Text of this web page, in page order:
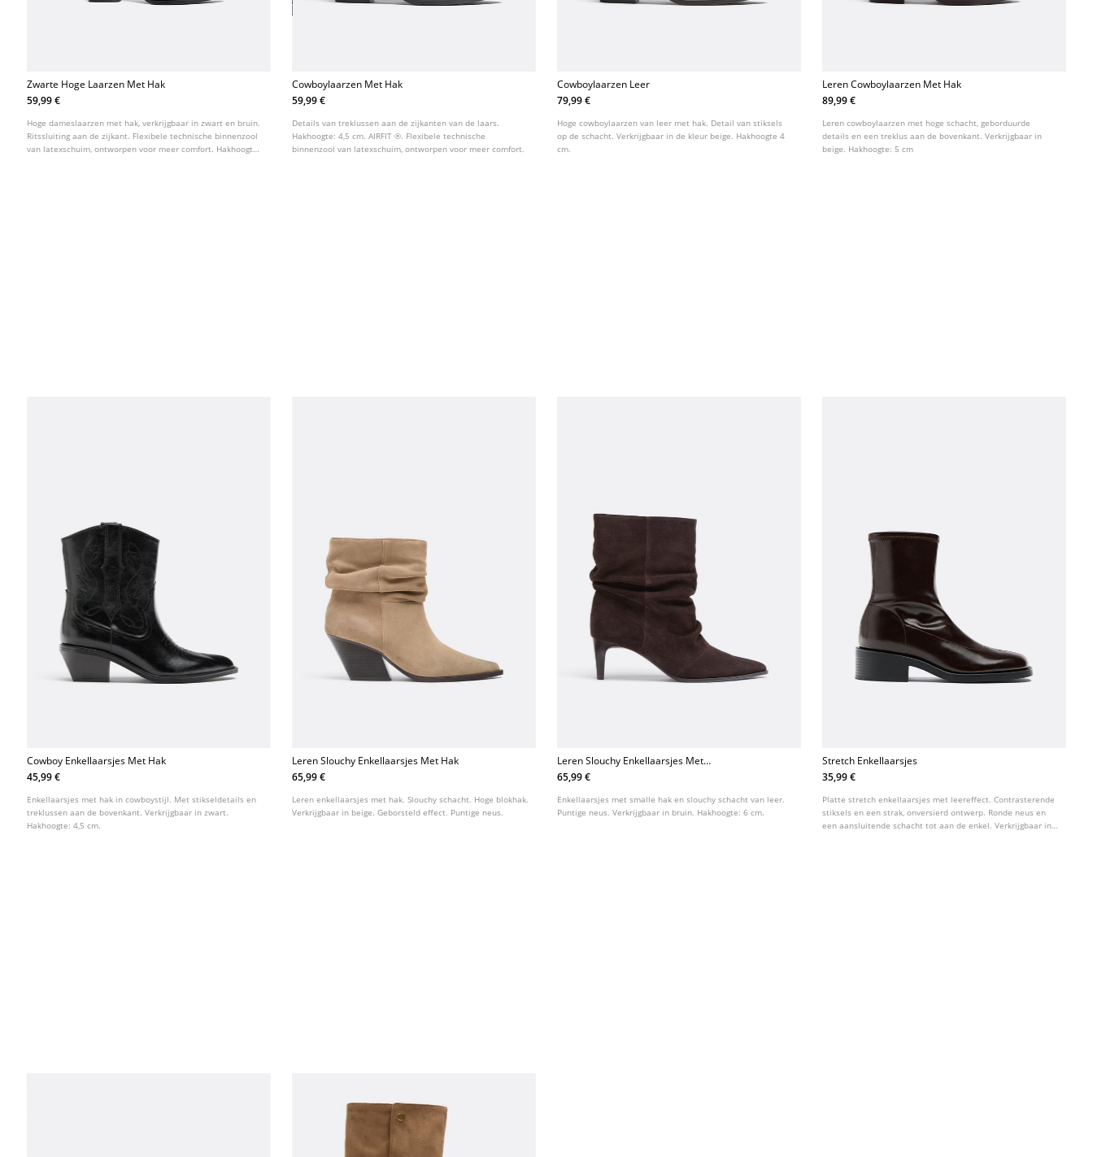
Zwarte Hoge Laarzen Met Hak
59,99 €
Hoge dameslaarzen met hak, verkrijgbaar in zwart en bruin.
Ritssluiting aan de zijkant. Flexibele technische binnenzool
van latexschuim, ontworpen voor meer comfort. Hakhoogte:
Cowboylaarzen Met Hak
59,99 €
Details van treklussen aan de zijkanten van de laars.
Hakhoogte: 4,5 cm. AIRFIT ®. Flexibele technische
binnenzool van latexschuim, ontworpen voor meer comfort.
Cowboylaarzen Leer
79,99 €
Hoge cowboylaarzen van leer met hak. Detail van stiksels
op de schacht. Verkrijgbaar in de kleur beige. Hakhoogte 4
cm.
Leren Cowboylaarzen Met Hak
89,99 €
Leren cowboylaarzen met hoge schacht, geborduurde
details en een treklus aan de bovenkant. Verkrijgbaar in
beige. Hakhoogte: 5 cm
Cowboy Enkellaarsjes Met Hak
45,99 €
Enkellaarsjes met hak in cowboystijl. Met stikseldetails en
treklussen aan de bovenkant. Verkrijgbaar in zwart.
Hakhoogte: 4,5 cm.
Leren Slouchy Enkellaarsjes Met Hak
65,99 €
Leren enkellaarsjes met hak. Slouchy schacht. Hoge blokhak.
Verkrijgbaar in beige. Geborsteld effect. Puntige neus.
Leren Slouchy Enkellaarsjes Met
Smalle Hak
65,99 €
Enkellaarsjes met smalle hak en slouchy schacht van leer.
Puntige neus. Verkrijgbaar in bruin. Hakhoogte: 6 cm.
Stretch Enkellaarsjes
35,99 €
Platte stretch enkellaarsjes met leereffect. Contrasterende
stiksels en een strak, onversierd ontwerp. Ronde neus en
een aansluitende schacht tot aan de enkel. Verkrijgbaar in